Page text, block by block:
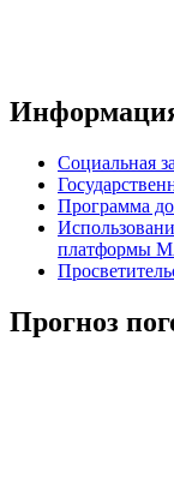
Социальная
Программа
платформы
Прогноз